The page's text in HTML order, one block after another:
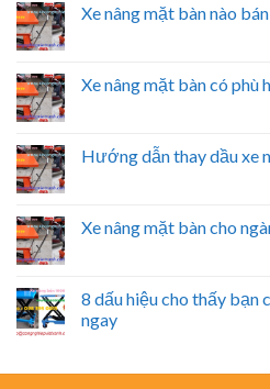
Xe nâng mặt bàn nào
Xe nâng mặt bàn có phù
Hướng dẫn thay dầu xe
Xe nâng mặt bàn cho
8 dấu hiệu cho thấy bạn
ngay